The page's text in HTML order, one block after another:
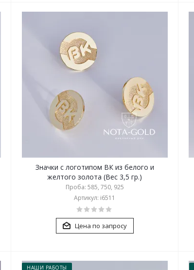
Значки с логотипом ВК из белого и
желтого золота (Вес 3,5 гр.)
Проба: 585, 750, 925
Артикул: i6511
Цена по запросу
НАШИ РАБОТЫ